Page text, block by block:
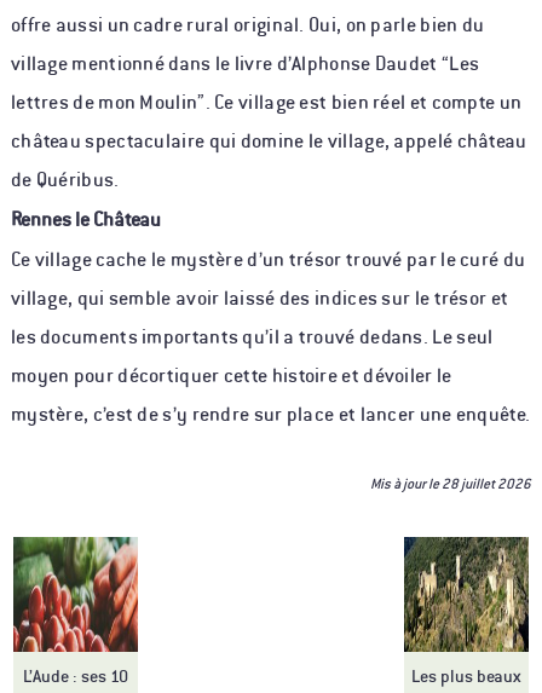
offre aussi un cadre rural original. Oui, on parle bien du
village mentionné dans le livre d’Alphonse Daudet “Les
lettres de mon Moulin”. Ce village est bien réel et compte un
château spectaculaire qui domine le village, appelé château
de Quéribus.
Rennes le Château
Ce village cache le mystère d’un trésor trouvé par le curé du
village, qui semble avoir laissé des indices sur le trésor et
les documents importants qu’il a trouvé dedans. Le seul
moyen pour décortiquer cette histoire et dévoiler le
mystère, c’est de s’y rendre sur place et lancer une enquête.
Mis à jour le28 juillet 2026
L’Aude : ses 10
Les plus beaux